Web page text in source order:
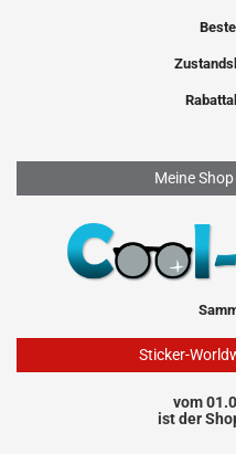
Meine
Sticker-
vom
ist der